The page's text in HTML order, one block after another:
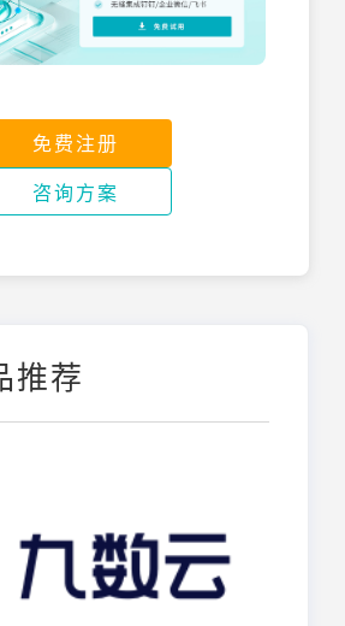
免费注册
咨询方案
推荐